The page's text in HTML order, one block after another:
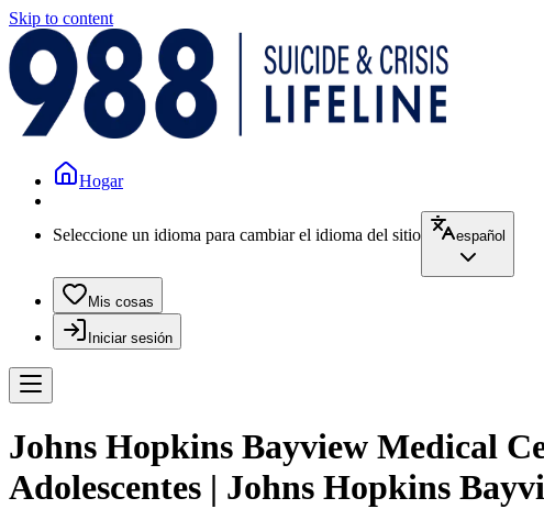
Skip to content
Hogar
Seleccione un idioma para cambiar el idioma del sitio español
Mis cosas
Iniciar sesión
Johns Hopkins Bayview Medical
Adolescentes | Johns Hopkins